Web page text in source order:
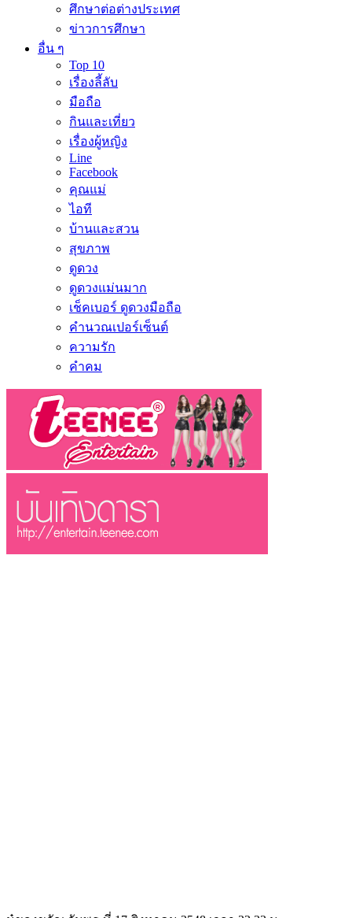
ศึกษาต่อต่างประเทศ
ข่าวการศึกษา
อื่น ๆ
Top 10
เรื่องลี้ลับ
มือถือ
กินและเที่ยว
เรื่องผู้หญิง
Line
Facebook
คุณแม่
ไอที
บ้านและสวน
สุขภาพ
ดูดวง
ดูดวงแม่นมาก
เช็คเบอร์ ดูดวงมือถือ
คำนวณเปอร์เซ็นต์
ความรัก
คำคม